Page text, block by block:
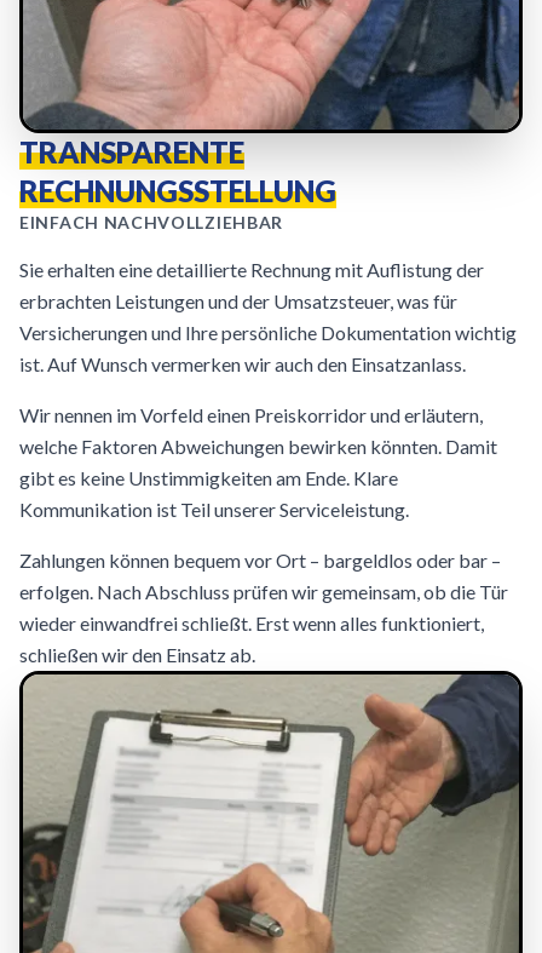
TRANSPARENTE
RECHNUNGSSTELLUNG
EINFACH NACHVOLLZIEHBAR
Sie erhalten eine detaillierte Rechnung mit Auflistung der
erbrachten Leistungen und der Umsatzsteuer, was für
Versicherungen und Ihre persönliche Dokumentation wichtig
ist. Auf Wunsch vermerken wir auch den Einsatzanlass.
Wir nennen im Vorfeld einen Preiskorridor und erläutern,
welche Faktoren Abweichungen bewirken könnten. Damit
gibt es keine Unstimmigkeiten am Ende. Klare
Kommunikation ist Teil unserer Serviceleistung.
Zahlungen können bequem vor Ort – bargeldlos oder bar –
erfolgen. Nach Abschluss prüfen wir gemeinsam, ob die Tür
wieder einwandfrei schließt. Erst wenn alles funktioniert,
schließen wir den Einsatz ab.